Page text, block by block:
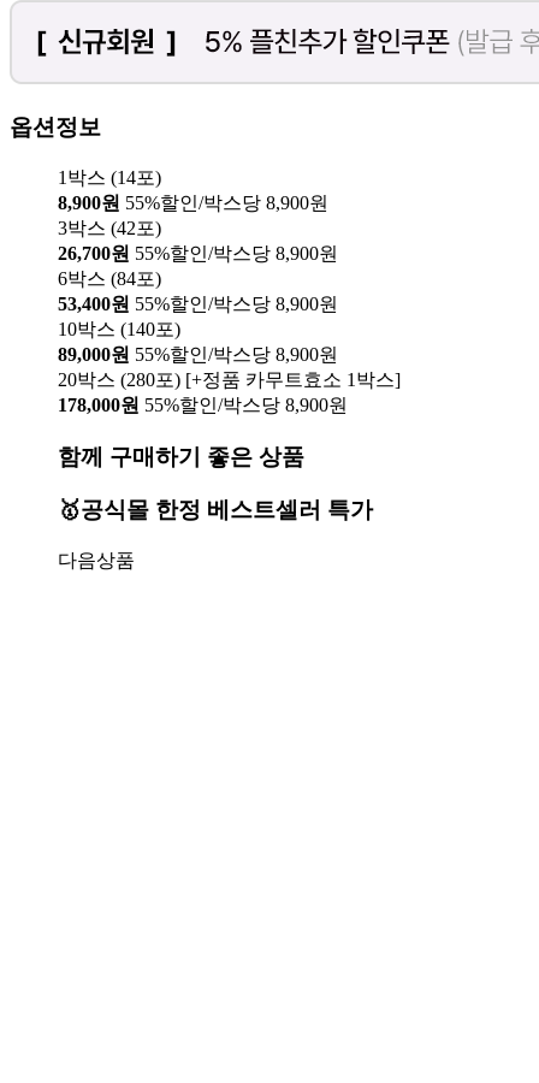
옵션정보
1박스 (14포)
8,900원 55%할인/박스당 8,900원
3박스 (42포)
26,700원 55%할인/박스당 8,900원
6박스 (84포)
53,400원 55%할인/박스당 8,900원
10박스 (140포)
89,000원 55%할인/박스당 8,900원
20박스 (280포) [+정품 카무트효소 1박스]
178,000원 55%할인/박스당 8,900원
함께 구매하기 좋은 상품
🥇공식몰 한정 베스트셀러 특가
다음상품